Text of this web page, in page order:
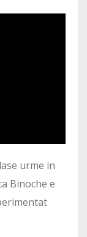
urme in
Binoche e